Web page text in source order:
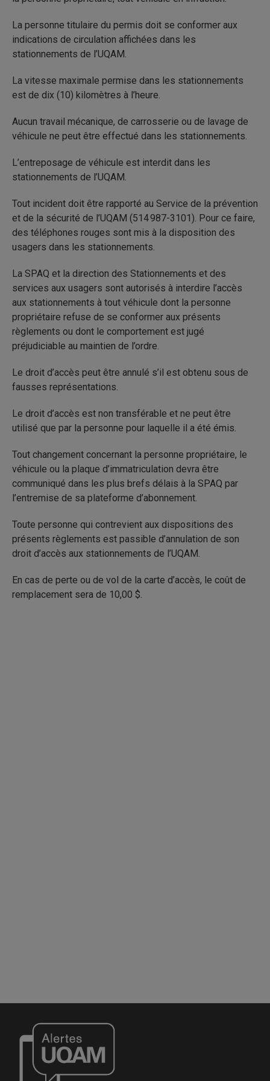
La personne titulaire du permis doit se conformer aux
indications de circulation affichées dans les
stationnements de l’UQAM.
La vitesse maximale permise dans les stationnements
est de dix (10) kilomètres à l’heure.
Aucun travail mécanique, de carrosserie ou de lavage de
véhicule ne peut être effectué dans les stationnements.
L’entreposage de véhicule est interdit dans les
stationnements de l’UQAM.
Tout incident doit être rapporté au Service de la prévention
et de la sécurité de l’UQAM (514 987-3101). Pour ce faire,
des téléphones rouges sont mis à la disposition des
usagers dans les stationnements.
La SPAQ et la direction des Stationnements et des
services aux usagers sont autorisés à interdire l’accès
aux stationnements à tout véhicule dont la personne
propriétaire refuse de se conformer aux présents
règlements ou dont le comportement est jugé
préjudiciable au maintien de l’ordre.
Le droit d’accès peut être annulé s’il est obtenu sous de
fausses représentations.
Le droit d’accès est non transférable et ne peut être
utilisé que par la personne pour laquelle il a été émis.
Tout changement concernant la personne propriétaire, le
véhicule ou la plaque d’immatriculation devra être
communiqué dans les plus brefs délais à la SPAQ par
l’entremise de sa plateforme d’abonnement.
Toute personne qui contrevient aux dispositions des
présents règlements est passible d’annulation de son
droit d’accès aux stationnements de l’UQAM.
En cas de perte ou de vol de la carte d’accès, le coût de
remplacement sera de 10,00 $.